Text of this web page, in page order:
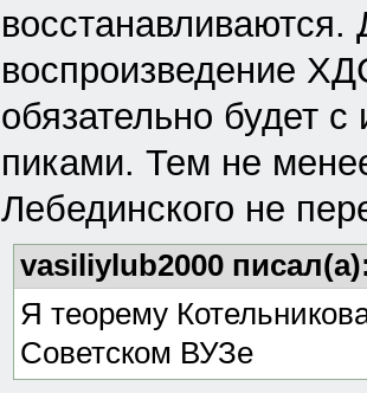
восстанавливаются.
воспроизведение
обязательно будет
пиками. Тем не
Лебединского не
vasiliylub2000
Я теорему
Советском ВУЗе